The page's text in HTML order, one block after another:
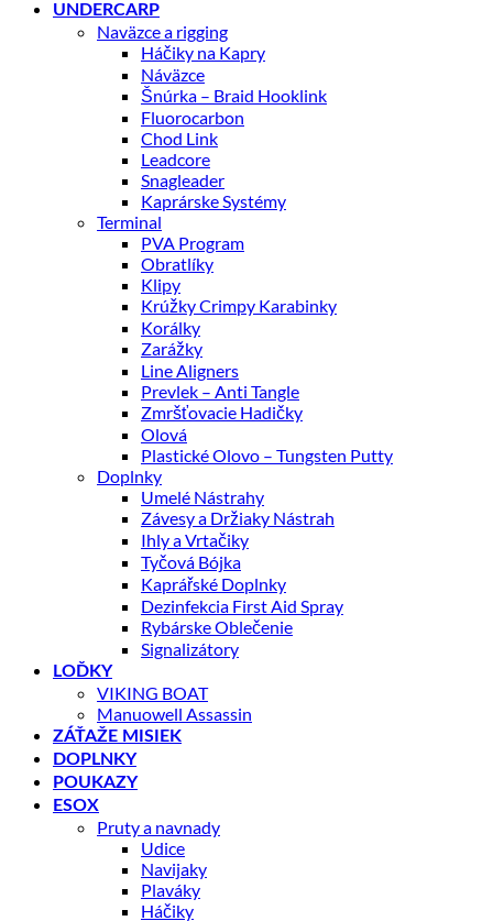
UNDERCARP
Naväzce a rigging
Háčiky na Kapry
Náväzce
Šnúrka – Braid Hooklink
Fluorocarbon
Chod Link
Leadcore
Snagleader
Kaprárske Systémy
Terminal
PVA Program
Obratlíky
Klipy
Krúžky Crimpy Karabinky
Korálky
Zarážky
Line Aligners
Prevlek – Anti Tangle
Zmršťovacie Hadičky
Olová
Plastické Olovo – Tungsten Putty
Doplnky
Umelé Nástrahy
Závesy a Držiaky Nástrah
Ihly a Vrtačiky
Tyčová Bójka
Kaprářské Doplnky
Dezinfekcia First Aid Spray
Rybárske Oblečenie
Signalizátory
LOĎKY
VIKING BOAT
Manuowell Assassin
ZÁŤAŽE MISIEK
DOPLNKY
POUKAZY
ESOX
Pruty a navnady
Udice
Navijaky
Plaváky
Háčiky